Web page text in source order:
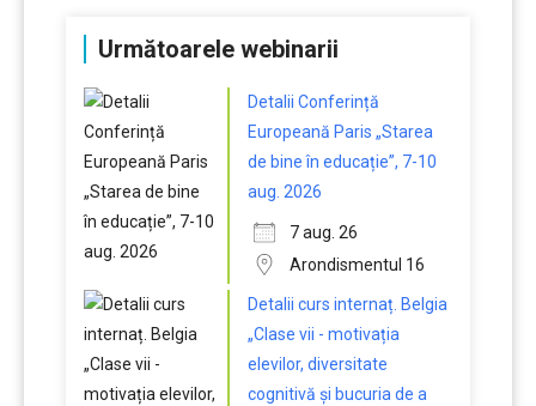
Următoarele webinarii
Detalii Conferință
Europeană Paris „Starea
de bine în educație”, 7-10
aug. 2026
7 aug. 26
Arondismentul 16
Detalii curs internaț. Belgia
„Clase vii - motivația
elevilor, diversitate
cognitivă și bucuria de a